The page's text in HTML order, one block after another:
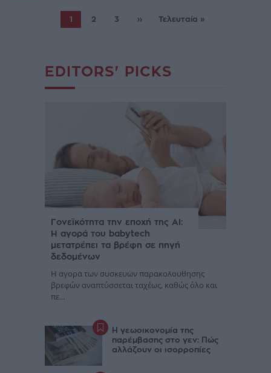
1 2 3 ›› Τελευταία »
EDITORS' PICKS
Γονεϊκότητα την εποχή της AI:
Η αγορά του babytech
μετατρέπει τα βρέφη σε πηγή
δεδομένων
Η αγορά των συσκευών παρακολούθησης
βρεφών αναπτύσσεται ταχέως, καθώς όλο και
πε...
Η γεωοικονομία της
παρέμβασης στο γεν: Πώς
αλλάζουν οι ισορροπίες